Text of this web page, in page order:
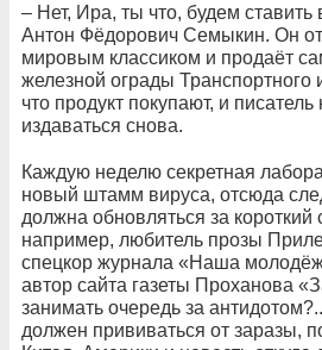
– Нет, Ира, ты что, будем ставить
Антон Фёдорович Семыкин. Он
мировым классиком и продаёт
железной ограды Транспортного
что продукт покупают, и писатель
издаваться снова.
Каждую неделю секретная
новый штамм вируса, отсюда
должна обновляться за короткий
например, любитель прозы
спецкор журнала «Наша
автор сайта газеты Проханова
занимать очередь за
должен прививаться от заразы,